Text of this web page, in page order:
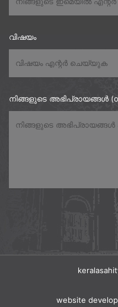
വിഷയം
നിങ്ങളുടെ അഭിപ്രായങ്ങൾ
website